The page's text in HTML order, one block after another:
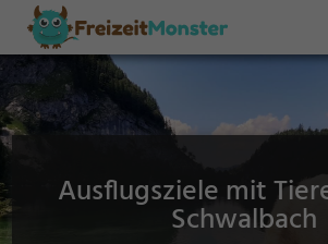
Ausflugsziele mit
Schwalbach